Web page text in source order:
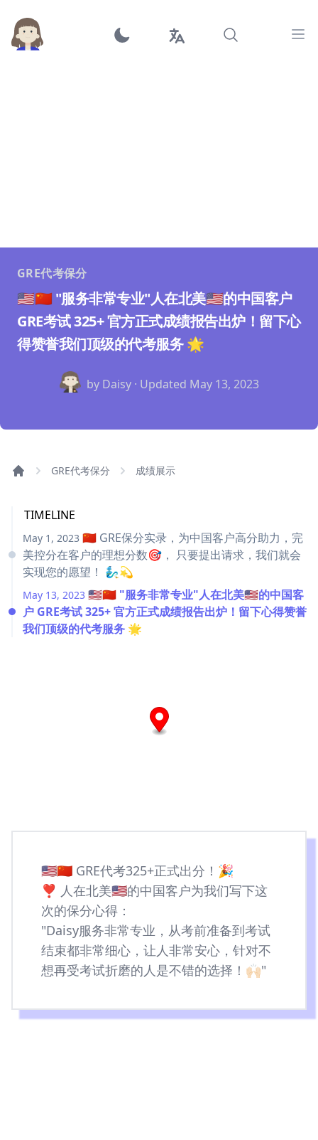
GRE代考保分
🇺🇸🇨🇳 "服务非常专业"人在北美🇺🇸的中国客户
GRE考试 325+ 官方正式成绩报告出炉！留下心
得赞誉我们顶级的代考服务 🌟
by Daisy · Updated May 13, 2023
GRE代考保分 成绩展示
TIMELINE
May 1, 2023 🇨🇳 GRE保分实录，为中国客户高分助力，完
美控分在客户的理想分数🎯， 只要提出请求，我们就会
实现您的愿望！ 🧞‍♂️💫
May 13, 2023 🇺🇸🇨🇳 "服务非常专业"人在北美🇺🇸的中国客
户 GRE考试 325+ 官方正式成绩报告出炉！留下心得赞誉
我们顶级的代考服务 🌟
🇺🇸🇨🇳 GRE代考325+正式出分！🎉
❣️ 人在北美🇺🇸的中国客户为我们写下这
次的保分心得：
"Daisy服务非常专业，从考前准备到考试
结束都非常细心，让人非常安心，针对不
想再受考试折磨的人是不错的选择！🙌🏻"